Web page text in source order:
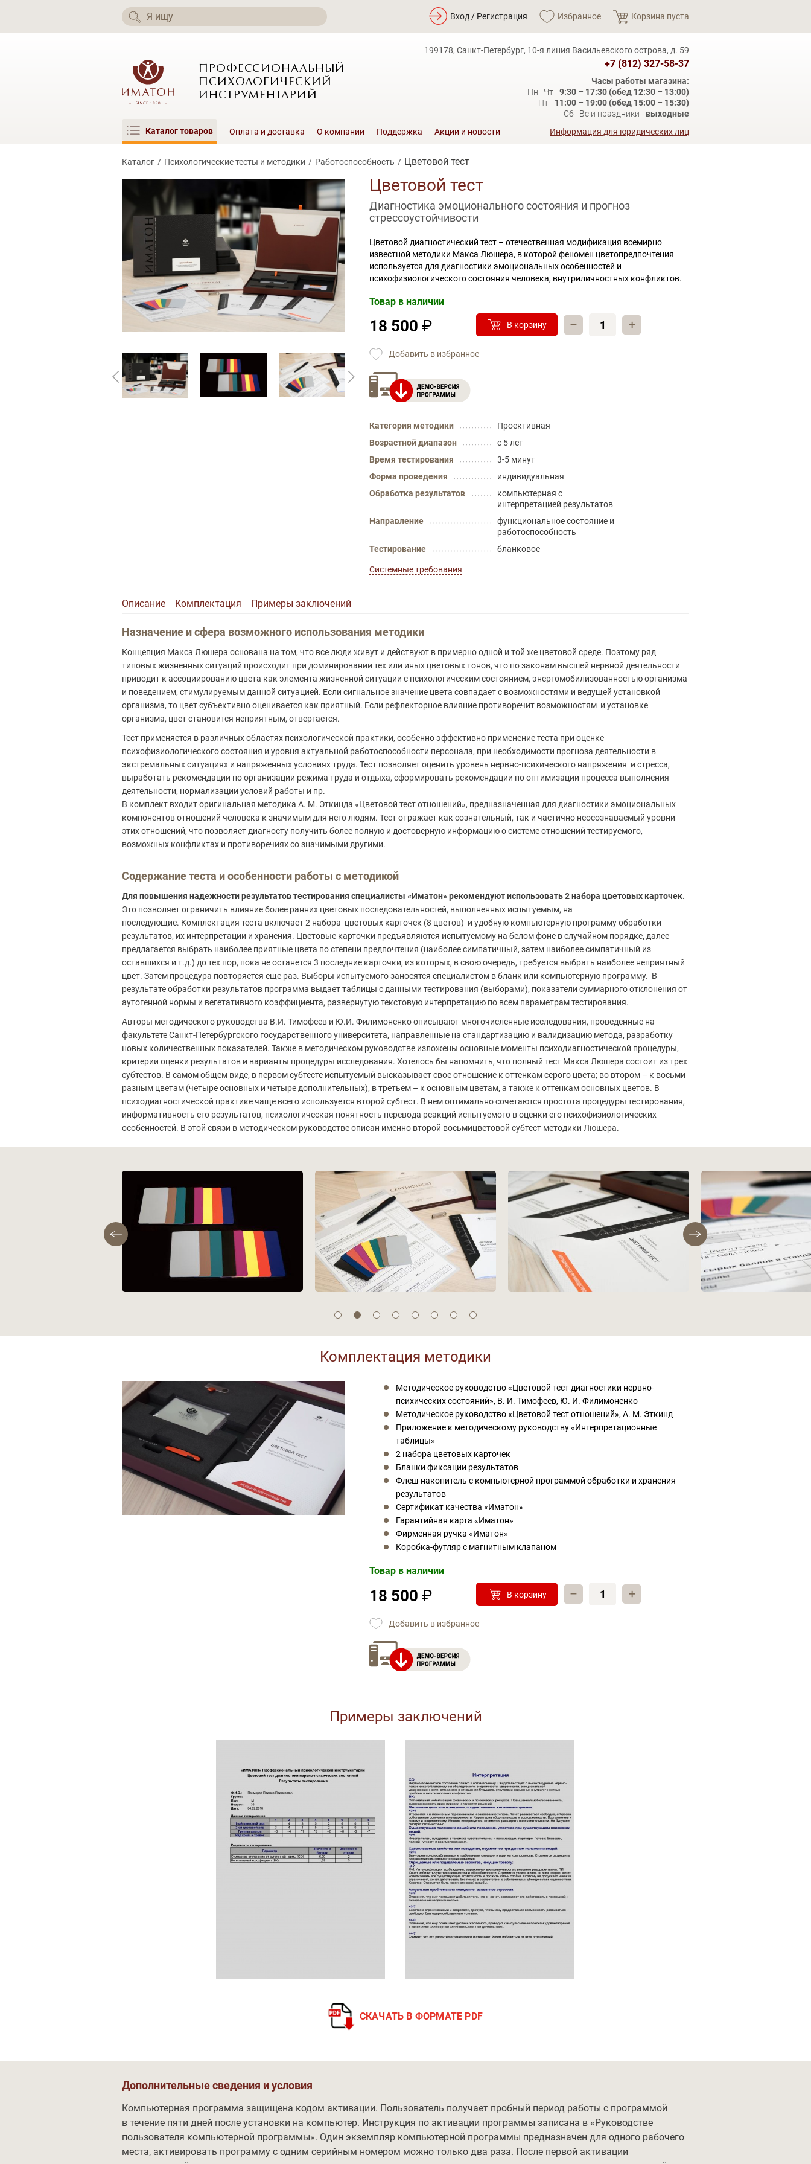
Вход / Регистрация Избранное Корзина пуста
ПРОФЕССИОНАЛЬНЫЙ
ПСИХОЛОГИЧЕСКИЙ
ИНСТРУМЕНТАРИЙ
199178, Санкт-Петербург, 10-я линия Васильевского острова, д. 59
+7 (812) 327-58-37
Часы работы магазина:
Пн–Чт
9:30 – 17:30 (обед 12:30 – 13:00)
Пт
11:00 – 19:00 (обед 15:00 – 15:30)
Сб–Вс и праздники
выходные
Каталог товаров
Оплата и доставка О компании Поддержка Акции и новости Информация для юридических лиц
Каталог Психологические тесты и методики Работоспособность Цветовой тест
Цветовой тест
Диагностика эмоционального состояния и прогноз
стрессоустойчивости
Цветовой диагностический тест – отечественная модификация всемирно
известной методики Макса Люшера, в которой феномен цветопредпочтения
используется для диагностики эмоциональных особенностей и
психофизиологического состояния человека, внутриличностных конфликтов.
Товар в наличии
18 500 ₽ В корзину – +
Добавить в избранное
Категория методики
Проективная
Возрастной диапазон
с 5 лет
Время тестирования
3-5 минут
Форма проведения
индивидуальная
Обработка результатов
компьютерная с
интерпретацией результатов
Направление
функциональное состояние и
работоспособность
Тестирование
бланковое
Системные требования
Описание Комплектация Примеры заключений
Назначение и сфера возможного использования методики
Концепция Макса Люшера основана на том, что все люди живут и действуют в примерно одной и той же цветовой среде. Поэтому ряд
типовых жизненных ситуаций происходит при доминировании тех или иных цветовых тонов, что по законам высшей нервной деятельности
приводит к ассоциированию цвета как элемента жизненной ситуации с психологическим состоянием, энергомобилизованностью организма
и поведением, стимулируемым данной ситуацией. Если сигнальное значение цвета совпадает с возможностями и ведущей установкой
организма, то цвет субъективно оценивается как приятный. Если рефлекторное влияние противоречит возможностям и установке
организма, цвет становится неприятным, отвергается.
Тест применяется в различных областях психологической практики, особенно эффективно применение теста при оценке
психофизиологического состояния и уровня актуальной работоспособности персонала, при необходимости прогноза деятельности в
экстремальных ситуациях и напряженных условиях труда. Тест позволяет оценить уровень нервно-психического напряжения и стресса,
выработать рекомендации по организации режима труда и отдыха, сформировать рекомендации по оптимизации процесса выполнения
деятельности, нормализации условий работы и пр.
В комплект входит оригинальная методика А. М. Эткинда «Цветовой тест отношений», предназначенная для диагностики эмоциональных
компонентов отношений человека к значимым для него людям. Тест отражает как сознательный, так и частично неосознаваемый уровни
этих отношений, что позволяет диагносту получить более полную и достоверную информацию о системе отношений тестируемого,
возможных конфликтах и противоречиях со значимыми другими.
Содержание теста и особенности работы с методикой
Для повышения надежности результатов тестирования специалисты «Иматон» рекомендуют использовать 2 набора цветовых карточек.
Это позволяет ограничить влияние более ранних цветовых последовательностей, выполненных испытуемым, на
последующие. Комплектация теста включает 2 набора цветовых карточек (8 цветов) и удобную компьютерную программу обработки
результатов, их интерпретации и хранения. Цветовые карточки предъявляются испытуемому на белом фоне в случайном порядке, далее
предлагается выбрать наиболее приятные цвета по степени предпочтения (наиболее симпатичный, затем наиболее симпатичный из
оставшихся и т.д.) до тех пор, пока не останется 3 последние карточки, из которых, в свою очередь, требуется выбрать наиболее неприятный
цвет. Затем процедура повторяется еще раз. Выборы испытуемого заносятся специалистом в бланк или компьютерную программу. В
результате обработки результатов программа выдает таблицы с данными тестирования (выборами), показатели суммарного отклонения от
аутогенной нормы и вегетативного коэффициента, развернутую текстовую интерпретацию по всем параметрам тестирования.
Авторы методического руководства В.И. Тимофеев и Ю.И. Филимоненко описывают многочисленные исследования, проведенные на
факультете Санкт-Петербургского государственного университета, направленные на стандартизацию и валидизацию метода, разработку
новых количественных показателей. Также в методическом руководстве изложены основные моменты психодиагностической процедуры,
критерии оценки результатов и варианты процедуры исследования. Хотелось бы напомнить, что полный тест Макса Люшера состоит из трех
субтестов. В самом общем виде, в первом субтесте испытуемый высказывает свое отношение к оттенкам серого цвета; во втором – к восьми
разным цветам (четыре основных и четыре дополнительных), в третьем – к основным цветам, а также к оттенкам основных цветов. В
психодиагностической практике чаще всего используется второй субтест. В нем оптимально сочетаются простота процедуры тестирования,
информативность его результатов, психологическая понятность перевода реакций испытуемого в оценки его психофизиологических
особенностей. В этой связи в методическом руководстве описан именно второй восьмицветовой субтест методики Люшера.
Комплектация методики
Методическое руководство «Цветовой тест диагностики нервно-
психических состояний», В. И. Тимофеев, Ю. И. Филимоненко
Методическое руководство «Цветовой тест отношений», А. М. Эткинд
Приложение к методическому руководству «Интерпретационные
таблицы»
2 набора цветовых карточек
Бланки фиксации результатов
Флеш-накопитель с компьютерной программой обработки и хранения
результатов
Сертификат качества «Иматон»
Гарантийная карта «Иматон»
Фирменная ручка «Иматон»
Коробка-футляр с магнитным клапаном
Товар в наличии
18 500 ₽ В корзину – +
Добавить в избранное
Примеры заключений
СКАЧАТЬ В ФОРМАТЕ PDF
Дополнительные сведения и условия
Компьютерная программа защищена кодом активации. Пользователь получает пробный период работы с программой
в течение пяти дней после установки на компьютер. Инструкция по активации программы записана в «Руководстве
пользователя компьютерной программы». Один экземпляр компьютерной программы предназначен для одного рабочего
места, активировать программу с одним серийным номером можно только два раза. После первой активации